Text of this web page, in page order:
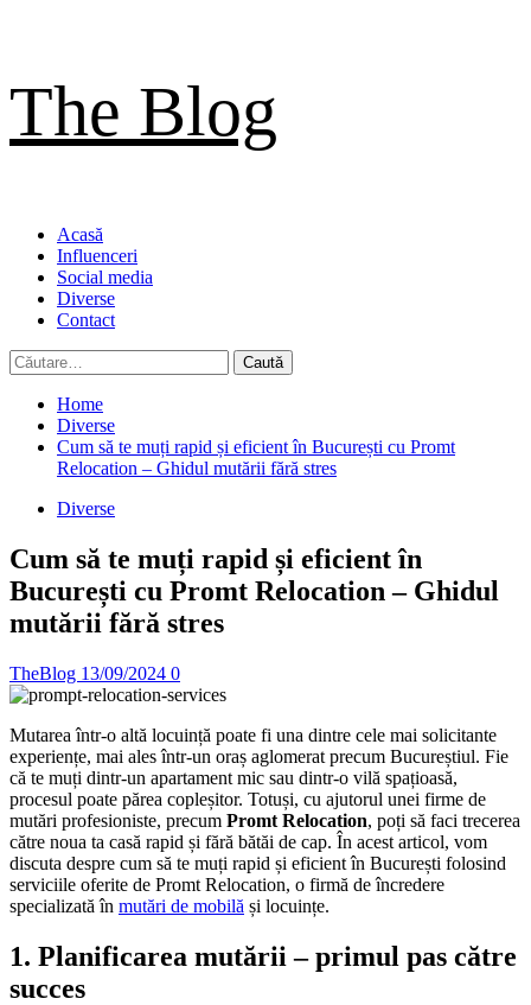
laThe Blog
Primary
Menu
Acasă
Influenceri
Social media
Diverse
Contact
Caută
după:
Home
Diverse
Cum să te muți rapid și eficient în București cu Promt
Relocation – Ghidul mutării fără stres
Diverse
Cum să te muți rapid și eficient în
București cu Promt Relocation – Ghidul
mutării fără stres
TheBlog 13/09/2024 0
Mutarea într-o altă locuință poate fi una dintre cele mai solicitante
experiențe, mai ales într-un oraș aglomerat precum Bucureștiul. Fie
că te muți dintr-un apartament mic sau dintr-o vilă spațioasă,
procesul poate părea copleșitor. Totuși, cu ajutorul unei firme de
mutări profesioniste, precum Promt Relocation, poți să faci trecerea
către noua ta casă rapid și fără bătăi de cap. În acest articol, vom
discuta despre cum să te muți rapid și eficient în București folosind
serviciile oferite de Promt Relocation, o firmă de încredere
specializată în mutări de mobilă și locuințe.
1. Planificarea mutării – primul pas către
succes